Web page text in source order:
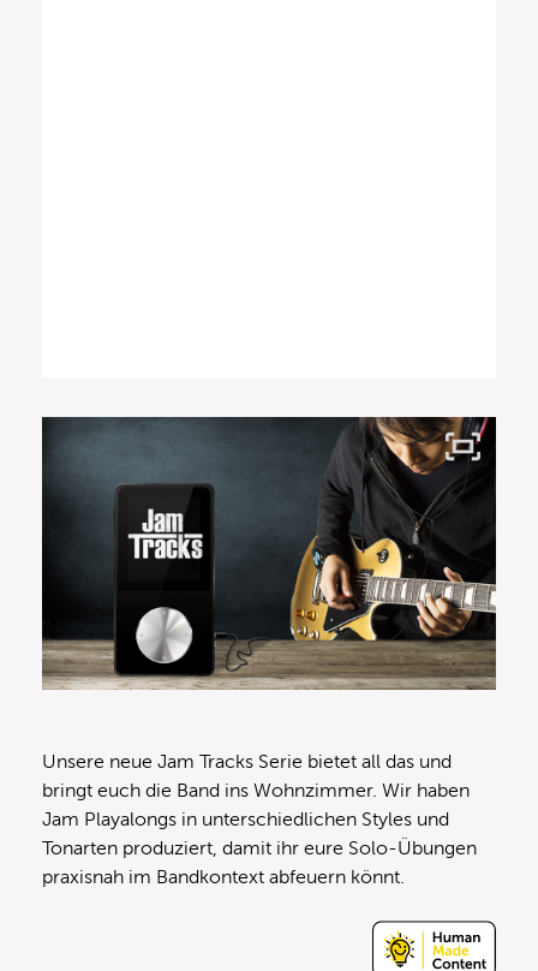
Unsere neue Jam Tracks Serie bietet all das und
bringt euch die Band ins Wohnzimmer. Wir haben
Jam Playalongs in unterschiedlichen Styles und
Tonarten produziert, damit ihr eure Solo-Übungen
praxisnah im Bandkontext abfeuern könnt.